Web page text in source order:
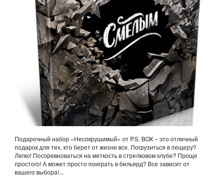
Подарочный набор «Несокрушимый» от P.S. BOX – это отличный
подарок для тех, кто берет от жизни все. Погрузиться в пещеру?
Легко! Посоревноваться на меткость в стрелковом клубе? Проще
простого! А может просто поиграть в бильярд? Все зависит от
вашего выбора!...